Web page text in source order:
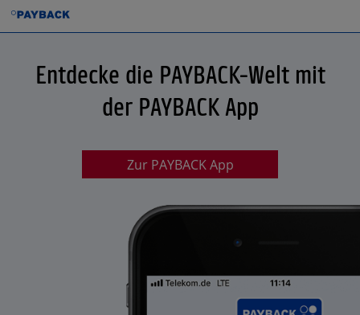
Entdecke die PAYBACK-Welt mit
der PAYBACK App
Zur PAYBACK App